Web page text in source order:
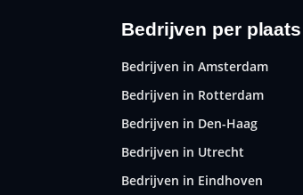
Bedrijven per plaats
Bedrijven in Amsterdam
Bedrijven in Rotterdam
Bedrijven in Den-Haag
Bedrijven in Utrecht
Bedrijven in Eindhoven